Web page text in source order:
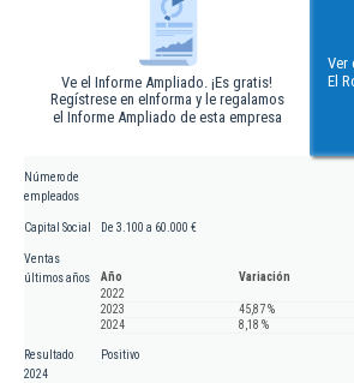
Ve el Informe Ampliado. ¡Es gratis!
Regístrese en eInforma y le regalamos
el Informe Ampliado de esta empresa
Ver
El
Número de
empleados
Capital Social De 3.100 a 60.000 €
Ventas
últimos años
Año
Variación
2022
2023
45,87 %
2024
8,18 %
Resultado
2024
Positivo